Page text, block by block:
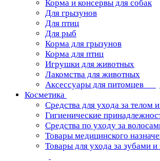
Корма и консервы для собак
Для грызунов
Для птиц
Для рыб
Корма для грызунов
Корма для птиц
Игрушки для животных
Лакомства для животных
Аксессуары для питомцев
Косметика
Средства для ухода за телом
Гигиенические
Средства по уходу за
Товары медицинского
Товары для ухода за зубами